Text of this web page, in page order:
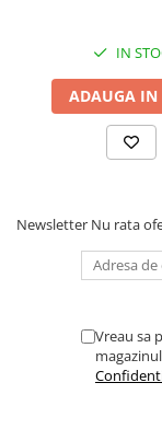
eliminarea IN
ADAUGA IN
Newsletter Nu rata
Vreau sa